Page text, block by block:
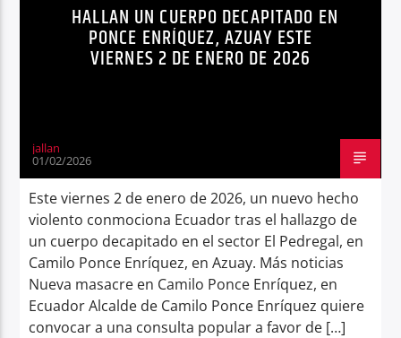
HALLAN UN CUERPO DECAPITADO EN
PONCE ENRÍQUEZ, AZUAY ESTE
VIERNES 2 DE ENERO DE 2026
jallan
01/02/2026
Este viernes 2 de enero de 2026, un nuevo hecho
violento conmociona Ecuador tras el hallazgo de
un cuerpo decapitado en el sector El Pedregal, en
Camilo Ponce Enríquez, en Azuay. Más noticias
Nueva masacre en Camilo Ponce Enríquez, en
Ecuador Alcalde de Camilo Ponce Enríquez quiere
convocar a una consulta popular a favor de […]